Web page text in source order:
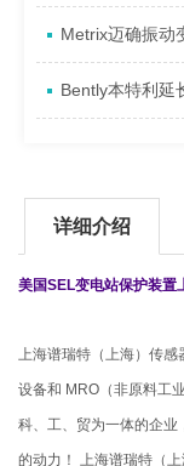
Metrix迈确振动
Bently本特利延
详细介绍
美国SEL变电站保护装置
上海谱瑞特（上海）传
设备和 MRO（非原料工
科、工、贸为一体的企
的动力！ 上海谱瑞特（